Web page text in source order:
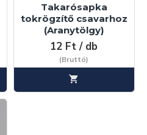
Takarósapka
tokrögzítő csavarhoz
(Aranytölgy)
12 Ft / db
(Bruttó)